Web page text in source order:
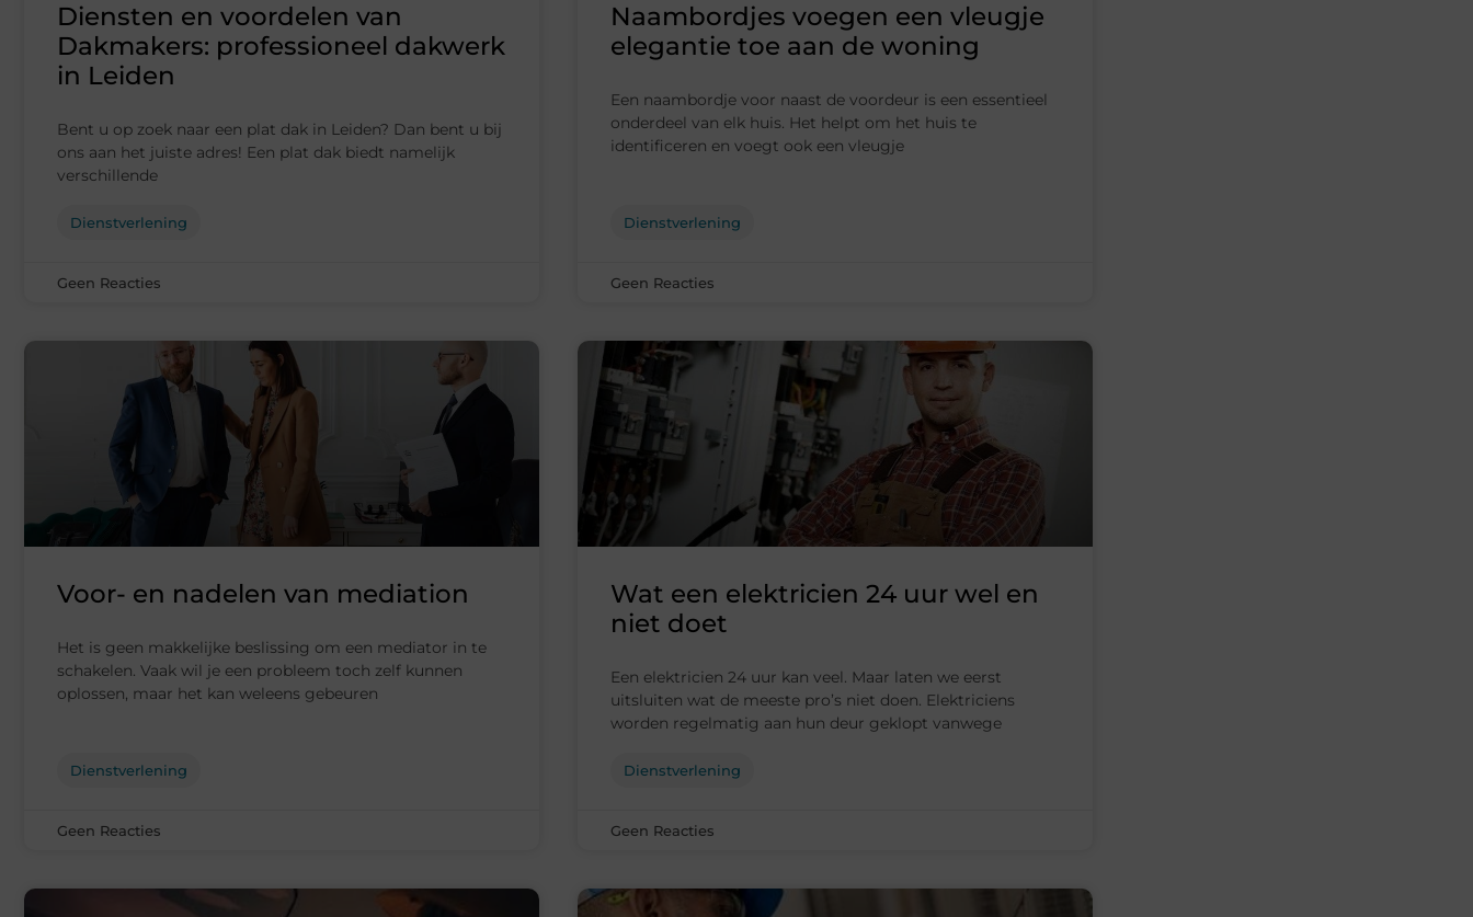
Diensten en voordelen van
Dakmakers: professioneel dakwerk
in Leiden
Bent u op zoek naar een plat dak in Leiden? Dan bent u bij
ons aan het juiste adres! Een plat dak biedt namelijk
verschillende
Dienstverlening
Geen Reacties
Naambordjes voegen een vleugje
elegantie toe aan de woning
Een naambordje voor naast de voordeur is een essentieel
onderdeel van elk huis. Het helpt om het huis te
identificeren en voegt ook een vleugje
Dienstverlening
Geen Reacties
Voor- en nadelen van mediation
Het is geen makkelijke beslissing om een mediator in te
schakelen. Vaak wil je een probleem toch zelf kunnen
oplossen, maar het kan weleens gebeuren
Dienstverlening
Geen Reacties
Wat een elektricien 24 uur wel en
niet doet
Een elektricien 24 uur kan veel. Maar laten we eerst
uitsluiten wat de meeste pro’s niet doen. Elektriciens
worden regelmatig aan hun deur geklopt vanwege
Dienstverlening
Geen Reacties